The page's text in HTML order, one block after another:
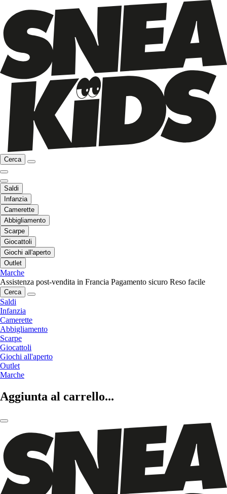
Cerca
Saldi
Infanzia
Camerette
Abbigliamento
Scarpe
Giocattoli
Giochi all'aperto
Outlet
Marche
Assistenza post-vendita in Francia Pagamento sicuro Reso facile
Cerca
Saldi
Infanzia
Camerette
Abbigliamento
Scarpe
Giocattoli
Giochi all'aperto
Outlet
Marche
Aggiunta al carrello...